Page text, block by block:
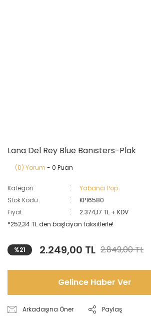
Lana Del Rey Blue Banısters-Plak
(0) Yorum - 0 Puan
Kategori
Yabancı Pop
Stok Kodu
KP16580
Fiyat
2.374,17 TL + KDV
*252,34 TL den başlayan taksitlerle!
%21 2.249,00 TL 2.849,00 TL
Gelince Haber Ver
Arkadaşına Öner Paylaş